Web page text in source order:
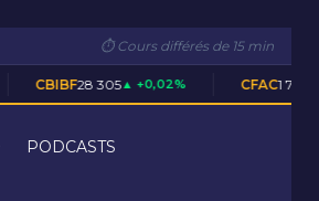
⏱ Cours différés de 15 min
28 305▲ +0,02% CFAC 1 700▲ +0,59%
PODCASTS